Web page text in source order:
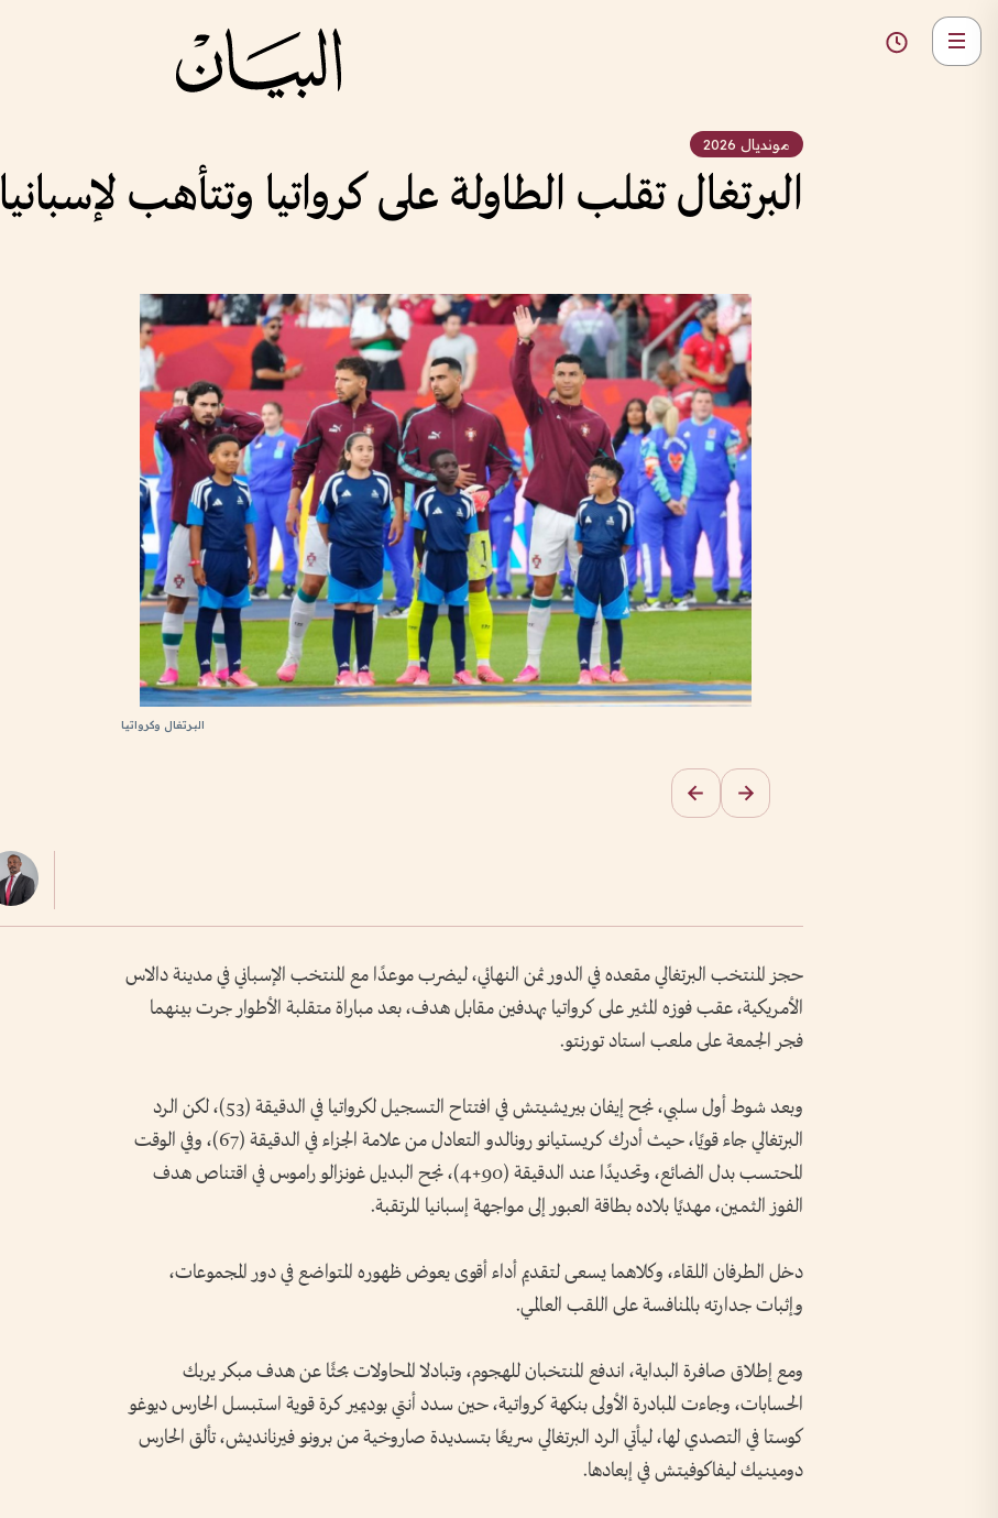
مونديال 2026
البرتغال تقلب الطاولة على كرواتيا وتتأهب لإسبانيا
البرتغال وكرواتيا
حجز المنتخب البرتغالي مقعده في الدور ثمن النهائي، ليضرب موعدًا مع المنتخب الإسباني في مدينة دالاس
الأمريكية، عقب فوزه المثير على كرواتيا بهدفين مقابل هدف، بعد مباراة متقلبة الأطوار جرت بينهما
فجر الجمعة على ملعب استاد تورنتو.
وبعد شوط أول سلبي، نجح إيفان بيريشيتش في افتتاح التسجيل لكرواتيا في الدقيقة (53)، لكن الرد
البرتغالي جاء قويًا، حيث أدرك كريستيانو رونالدو التعادل من علامة الجزاء في الدقيقة (67)، وفي الوقت
المحتسب بدل الضائع، وتحديدًا عند الدقيقة (90+4)، نجح البديل غونزالو راموس في اقتناص هدف
الفوز الثمين، مهديًا بلاده بطاقة العبور إلى مواجهة إسبانيا المرتقبة.
دخل الطرفان اللقاء، وكلاهما يسعى لتقديم أداء أقوى يعوض ظهوره المتواضع في دور المجموعات،
وإثبات جدارته بالمنافسة على اللقب العالمي.
ومع إطلاق صافرة البداية، اندفع المنتخبان للهجوم، وتبادلا المحاولات بحثًا عن هدف مبكر يربك
الحسابات، وجاءت المبادرة الأولى بنكهة كرواتية، حين سدد أنتي بوديمير كرة قوية استبسل الحارس ديوغو
كوستا في التصدي لها، ليأتي الرد البرتغالي سريعًا بتسديدة صاروخية من برونو فيرنانديش، تألق الحارس
دومينيك ليفاكوفيتش في إبعادها.